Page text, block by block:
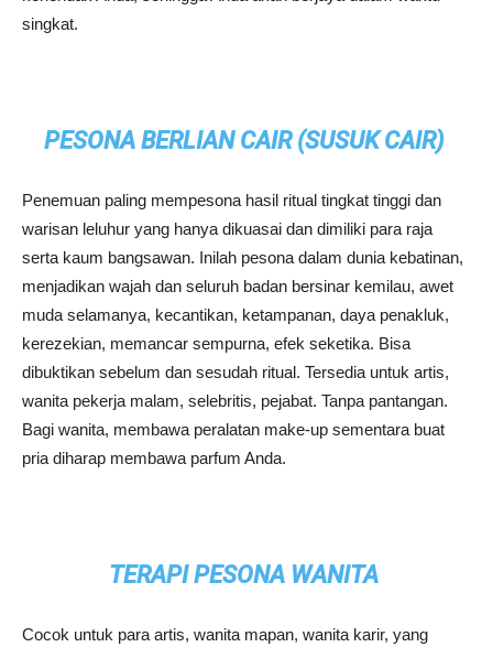
singkat.
PESONA BERLIAN CAIR (SUSUK CAIR)
Penemuan paling mempesona hasil ritual tingkat tinggi dan
warisan leluhur yang hanya dikuasai dan dimiliki para raja
serta kaum bangsawan. Inilah pesona dalam dunia kebatinan,
menjadikan wajah dan seluruh badan bersinar kemilau, awet
muda selamanya, kecantikan, ketampanan, daya penakluk,
kerezekian, memancar sempurna, efek seketika. Bisa
dibuktikan sebelum dan sesudah ritual. Tersedia untuk artis,
wanita pekerja malam, selebritis, pejabat. Tanpa pantangan.
Bagi wanita, membawa peralatan make-up sementara buat
pria diharap membawa parfum Anda.
TERAPI PESONA WANITA
Cocok untuk para artis, wanita mapan, wanita karir, yang